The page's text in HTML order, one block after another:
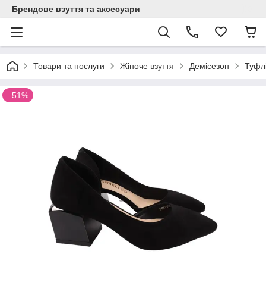
Брендове взуття та аксесуари
Товари та послуги Жіноче взуття Демісезон
–51%